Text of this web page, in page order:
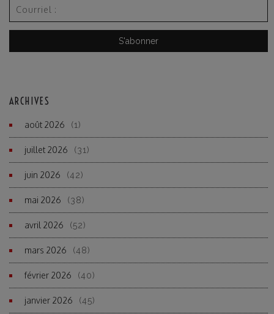
ARCHIVES
août 2026 (1)
juillet 2026 (31)
juin 2026 (42)
mai 2026 (38)
avril 2026 (52)
mars 2026 (48)
février 2026 (40)
janvier 2026 (45)